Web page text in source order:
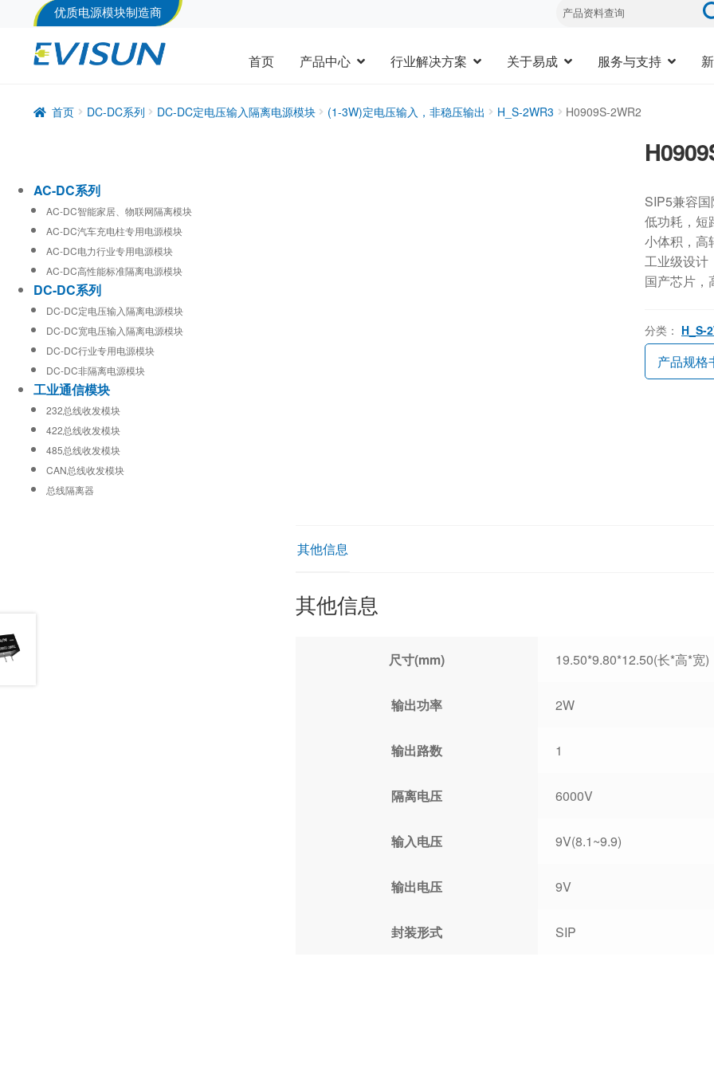
优质电源模块制造商
首页 产品中心 行业解决方案 关于易成 服务与支持
首页 DC-DC系列 DC-DC定电压输入隔离电源模块 (1-3W)定电压输入，非稳压输出 H_S-2WR3 H0909S-2WR2
SIP5兼容
低功耗，短
小体积，高
工业级设计
国产芯片，
分类： H_S-
产品规格
其他信息
其他信息
尺寸(mm) 19.50*9.80*12.50(长*高*宽)
输出功率 2W
输出路数 1
隔离电压 6000V
输入电压 9V(8.1~9.9)
输出电压 9V
封装形式 SIP
AC-DC系列
AC-DC智能家居、物联网隔离模块
AC-DC汽车充电柱专用电源模块
AC-DC电力行业专用电源模块
AC-DC高性能标准隔离电源模块
DC-DC系列
DC-DC定电压输入隔离电源模块
DC-DC宽电压输入隔离电源模块
DC-DC行业专用电源模块
DC-DC非隔离电源模块
工业通信模块
232总线收发模块
422总线收发模块
485总线收发模块
CAN总线收发模块
总线隔离器